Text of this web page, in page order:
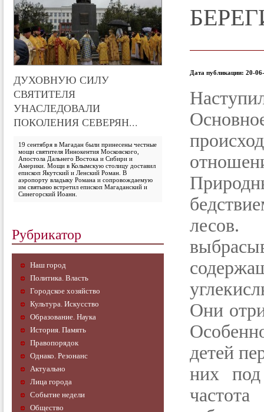
ДУХОВНУЮ СИЛУ
СВЯТИТЕЛЯ
УНАСЛЕДОВАЛИ
ПОКОЛЕНИЯ СЕВЕРЯН...
19 сентября в Магадан были принесены честные
мощи святителя Иннокентия Московского,
Апостола Дальнего Востока и Сибири и
Америки. Мощи в Колымскую столицу доставил
епископ Якутский и Ленский Роман. В
аэропорту владыку Романа и сопровождаемую
им святыню встретил епископ Магаданский и
Синегорский Иоанн.
Рубрикатор
Наш город
Политика. Власть
Городское хозяйство
Культура. Искусство
Образование. Наука
История. Память
Правопорядок
Однако. Резонанс
Актуально
Лица города
Событие недели
Общество
Дата публикации: 20-
Они
детей
них под